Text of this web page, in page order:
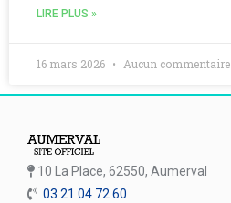
LIRE PLUS »
16 mars 2026 Aucun commentaire
10 La Place, 62550, Aumerval
03 21 04 72 60